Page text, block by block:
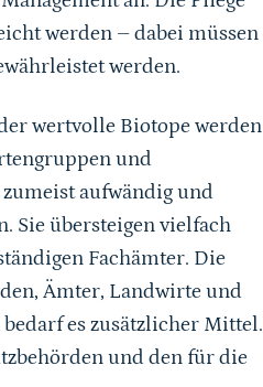
werden – dabei müssen
werden.
wertvolle Biotope werden
und
aufwändig und
Sie übersteigen vielfach
Fachämter. Die
Ämter, Landwirte und
es zusätzlicher Mittel.
und den für die